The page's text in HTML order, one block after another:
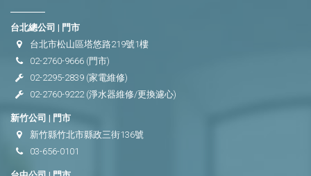
台北總公司 | 門市
台北市松山區塔悠路219號1樓
02-2760-9666 (門市)
02-2295-2839 (家電維修)
02-2760-9222(淨水器維修/更換濾心)
新竹公司 | 門市
新竹縣竹北市縣政三街136號
03-656-0101